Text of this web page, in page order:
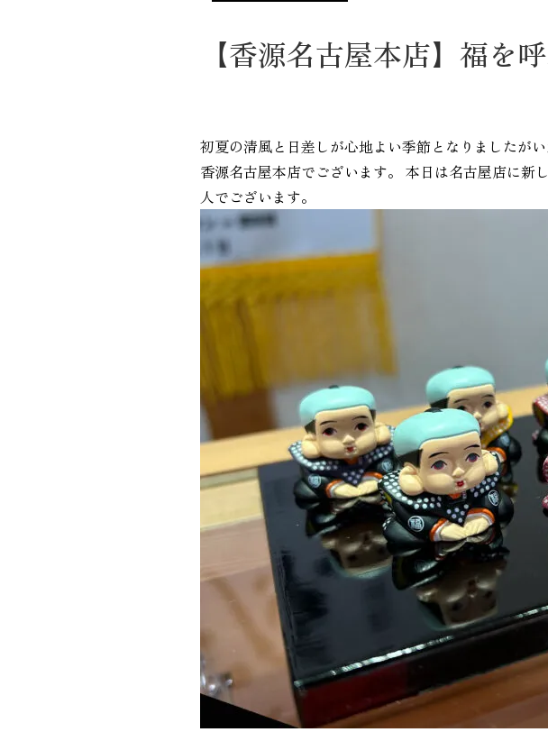
【香源名古屋本店】福を
初夏の清風と日差しが心地よい季節となりましたがい
香源名古屋本店でございます。 本日は名古屋店に新
人でございます。